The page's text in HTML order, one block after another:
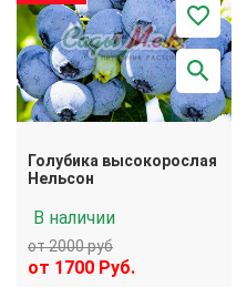
Голубика высокорослая
Нельсон
В наличии
от 2000 руб
от 1700 Руб.